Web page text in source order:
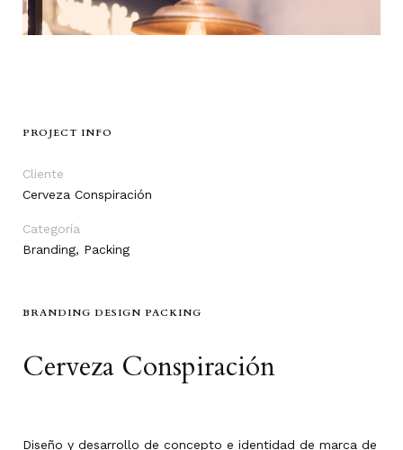
PROJECT INFO
Cliente
Cerveza Conspiración
Categoría
Branding, Packing
BRANDING DESIGN PACKING
Cerveza Conspiración
Diseño y desarrollo de concepto e identidad de marca de